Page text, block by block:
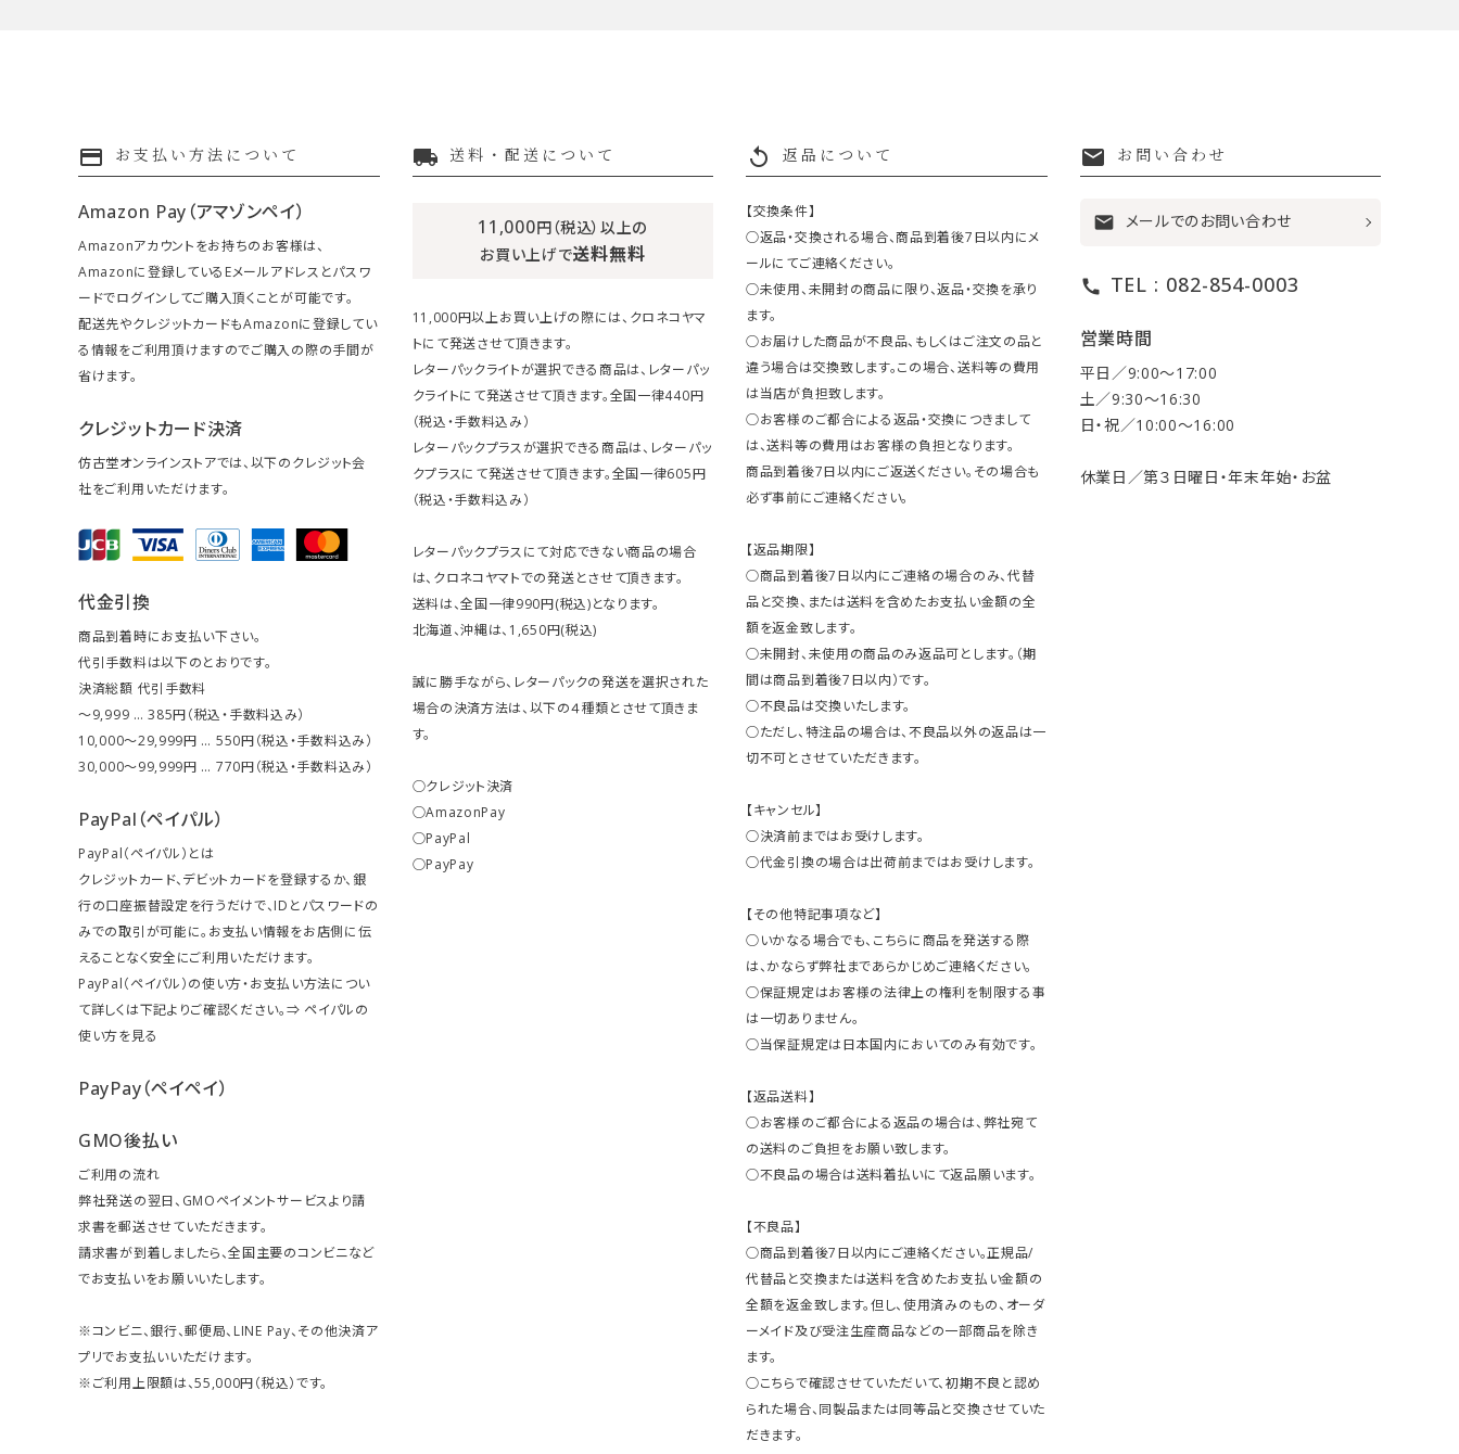
payment お支払い方法について
Amazon Pay（アマゾンペイ）
Amazonアカウントをお持ちのお客様は、
Amazonに登録しているEメールアドレスとパスワ
ードでログインしてご購入頂くことが可能です。
配送先やクレジットカードもAmazonに登録してい
る情報をご利用頂けますのでご購入の際の手間が
省けます。
クレジットカード決済
仿古堂オンラインストアでは、以下のクレジット会
社をご利用いただけます。
代金引換
商品到着時にお支払い下さい。
代引手数料は以下のとおりです。
決済総額 代引手数料
～9,999 … 385円（税込・手数料込み）
10,000～29,999円 … 550円（税込・手数料込み）
30,000～99,999円 … 770円（税込・手数料込み）
PayPal（ペイパル）
PayPal（ペイパル）とは
クレジットカード、デビットカードを登録するか、銀
行の口座振替設定を行うだけで、IDとパスワードの
みでの取引が可能に。お支払い情報をお店側に伝
えることなく安全にご利用いただけます。
PayPal（ペイパル）の使い方・お支払い方法につい
て詳しくは下記よりご確認ください。⇒ ペイパルの
使い方を見る
PayPay（ペイペイ）
GMO後払い
ご利用の流れ
弊社発送の翌日、GMOペイメントサービスより請
求書を郵送させていただきます。
請求書が到着しましたら、全国主要のコンビニなど
でお支払いをお願いいたします。
※コンビニ、銀行、郵便局、LINE Pay、その他決済ア
プリでお支払いいただけます。
※ご利用上限額は、55,000円（税込）です。
local_shipping 送料・配送について
11,000円（税込）以上の
お買い上げで送料無料
11,000円以上お買い上げの際には、クロネコヤマ
トにて発送させて頂きます。
レターパックライトが選択できる商品は、レターパッ
クライトにて発送させて頂きます。全国一律440円
（税込・手数料込み）
レターパックプラスが選択できる商品は、レターパッ
クプラスにて発送させて頂きます。全国一律605円
（税込・手数料込み）
レターパックプラスにて対応できない商品の場合
は、クロネコヤマトでの発送とさせて頂きます。
送料は、全国一律990円(税込)となります。
北海道、沖縄は、1,650円(税込)
誠に勝手ながら、レターパックの発送を選択された
場合の決済方法は、以下の４種類とさせて頂きま
す。
○クレジット決済
○AmazonPay
○PayPal
○PayPay
replay 返品について
【交換条件】
○返品・交換される場合、商品到着後7日以内にメ
ールにてご連絡ください。
○未使用、未開封の商品に限り、返品・交換を承り
ます。
○お届けした商品が不良品、もしくはご注文の品と
違う場合は交換致します。この場合、送料等の費用
は当店が負担致します。
○お客様のご都合による返品・交換につきまして
は、送料等の費用はお客様の負担となります。
商品到着後7日以内にご返送ください。その場合も
必ず事前にご連絡ください。
【返品期限】
○商品到着後7日以内にご連絡の場合のみ、代替
品と交換、または送料を含めたお支払い金額の全
額を返金致します。
○未開封、未使用の商品のみ返品可とします。（期
間は商品到着後7日以内）です。
○不良品は交換いたします。
○ただし、特注品の場合は、不良品以外の返品は一
切不可とさせていただきます。
【キャンセル】
○決済前まではお受けします。
○代金引換の場合は出荷前まではお受けします。
【その他特記事項など】
○いかなる場合でも、こちらに商品を発送する際
は、かならず弊社まであらかじめご連絡ください。
○保証規定はお客様の法律上の権利を制限する事
は一切ありません。
○当保証規定は日本国内においてのみ有効です。
【返品送料】
○お客様のご都合による返品の場合は、弊社宛て
の送料のご負担をお願い致します。
○不良品の場合は送料着払いにて返品願います。
【不良品】
○商品到着後7日以内にご連絡ください。正規品/
代替品と交換または送料を含めたお支払い金額の
全額を返金致します。但し、使用済みのもの、オーダ
ーメイド及び受注生産商品などの一部商品を除き
ます。
○こちらで確認させていただいて、初期不良と認め
られた場合、同製品または同等品と交換させていた
だきます。
mail お問い合わせ
mail メールでのお問い合わせ
call TEL : 082-854-0003
営業時間
平日／9:00〜17:00
土／9:30〜16:30
日・祝／10:00〜16:00
休業日／第３日曜日・年末年始・お盆